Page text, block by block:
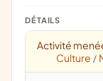
DÉTAILS
Activité
Culture /